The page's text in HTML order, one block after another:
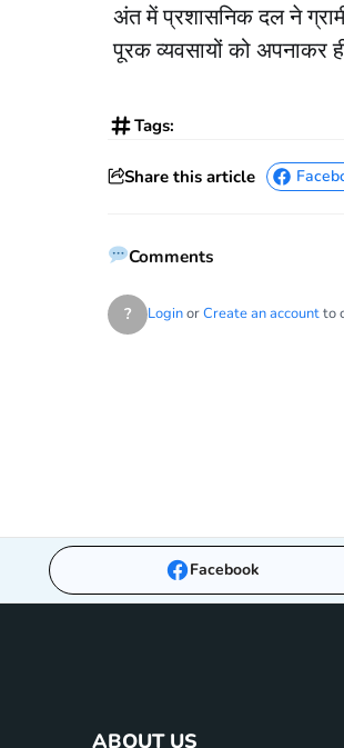
अंत में प्रशासनिक दल ने
पूरक व्यवसायों को अपनाकर
Tags:
Share this article
Comments
? LoginorCreate an accountto
Facebook
ABOUT US